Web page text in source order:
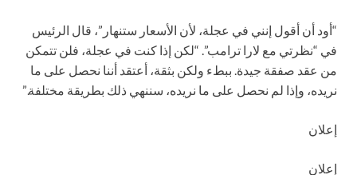
“أود أن أقول إنني في عجلة، لأن الأسعار ستنهار”، قال الرئيس
في “نظرتي مع لارا ترامب”. “لكن إذا كنت في عجلة، فلن تتمكن
من عقد صفقة جيدة. ببطء ولكن بثقة، أعتقد أننا نحصل على ما
نريده، وإذا لم نحصل على ما نريده، سننهي ذلك بطريقة مختلفة.”
إعلان
إعلان